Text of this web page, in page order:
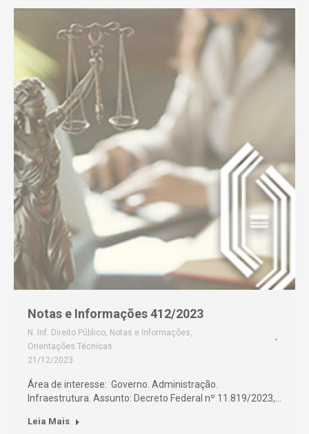
Notas e Informações 412/2023
N. Inf. Direito Público, Notas e Informações,
Orientações Técnicas
21/12/2023
Área de interesse: Governo. Administração.
Infraestrutura. Assunto: Decreto Federal nº 11.819/2023,…
Leia Mais